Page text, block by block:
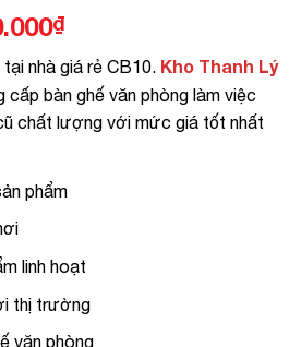
₫Giá
hiện
tại
là:
1.350.000₫.
nhà giá rẻ CB10. Kho Thanh Lý
cấp bàn ghế văn phòng làm việc
chất lượng với mức giá tốt nhất
phẩm
linh hoạt
thị trường
văn phòng